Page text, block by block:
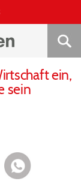
ein,
sein